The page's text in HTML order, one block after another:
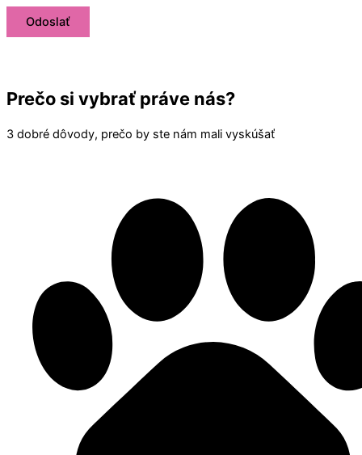
Prečo si vybrať práve nás?
3 dobré dôvody, prečo by ste nám mali vyskúšať